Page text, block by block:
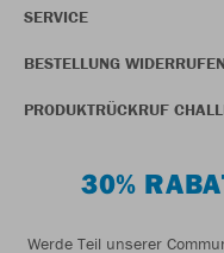
SERVICE
BESTELLUNG WIDERRUFEN
PRODUKTRÜCKRUF
30%
Werde Teil unserer